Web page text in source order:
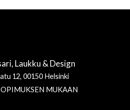
Laukku & Design
12, 00150 Helsinki
MUKAAN